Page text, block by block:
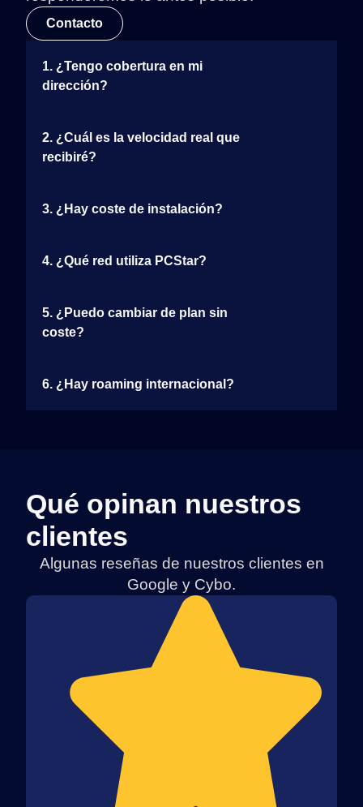
Contacto
1. ¿Tengo cobertura en mi
dirección?
2. ¿Cuál es la velocidad real que
recibiré?
3. ¿Hay coste de instalación?
4. ¿Qué red utiliza PCStar?
5. ¿Puedo cambiar de plan sin
coste?
6. ¿Hay roaming internacional?
Qué opinan nuestros
clientes
Algunas reseñas de nuestros clientes en
Google y Cybo.